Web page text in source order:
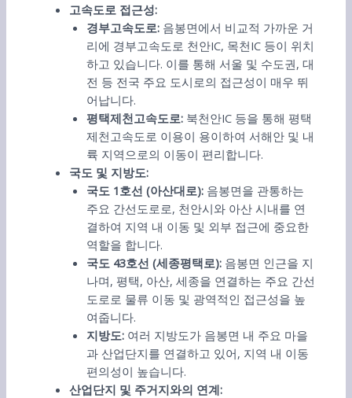
고속도로 접근성:
경부고속도로:음봉면에서 비교적 가까운 거
리에 경부고속도로 천안IC, 목천IC 등이 위치
하고 있습니다. 이를 통해 서울 및 수도권, 대
전 등 전국 주요 도시로의 접근성이 매우 뛰
어납니다.
평택제천고속도로:북천안IC 등을 통해 평택
제천고속도로 이용이 용이하여 서해안 및 내
륙 지역으로의 이동이 편리합니다.
국도 및 지방도:
국도 1호선 (아산대로):음봉면을 관통하는
주요 간선도로로, 천안시와 아산 시내를 연
결하여 지역 내 이동 및 외부 접근에 중요한
역할을 합니다.
국도 43호선 (세종평택로):음봉면 인근을 지
나며, 평택, 아산, 세종을 연결하는 주요 간선
도로로 물류 이동 및 광역적인 접근성을 높
여줍니다.
지방도:여러 지방도가 음봉면 내 주요 마을
과 산업단지를 연결하고 있어, 지역 내 이동
편의성이 높습니다.
산업단지 및 주거지와의 연계: